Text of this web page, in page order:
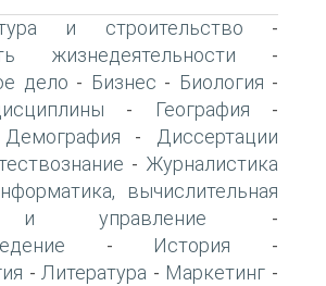
и строительство -
жизнедеятельности -
дело - Бизнес - Биология -
- География -
Демография -
Диссертации
- Журналистика
вычислительная
и управление -
- История -
- Литература - Маркетинг -